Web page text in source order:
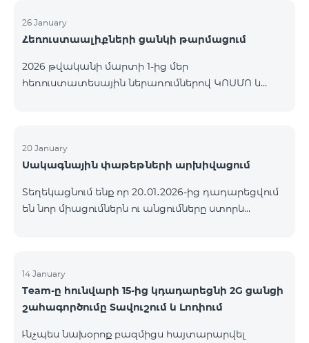
26 January
Հեռուստաալիքների ցանկի թարմացում
2026 թվականի մարտի 1-ից մեր
հեռուստատեսային ներառումներով ԿՈՍՄՈ և
մուլտիպլեքս հեռուստաալիքները հասանելի
կլինեն միայն այն մարզերում, որտեղ դրանց
մարմինների պահանջների։ Այս փոփոխությունը
իրականացվում է հեռուստատեսային հարթակի
ցանկը ըստ մարզեր
20 January
Սակագնային փաթեթների արխիվացում
Տեղեկացնում ենք որ 20․01․2026-ից դադարեցվում
են նոր միացումներն ու անցումները ստորև
14 January
Team-ը հունվարի 15-ից կդադարեցնի 2G ցանցի
շահագործումը Տավուշում և Լոռիում
Ւնչպես նախօրոք բազմիցս հայտարարվել